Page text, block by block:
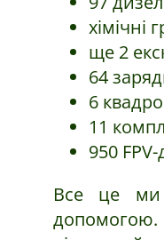
хімічні
ще 2
64
6
11
950
Все це